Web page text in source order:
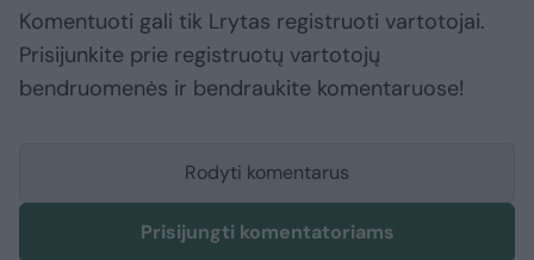
Komentuoti gali tik Lrytas registruoti vartotojai.
Prisijunkite prie registruotų vartotojų
bendruomenės ir bendraukite komentaruose!
Rodyti komentarus
Prisijungti komentatoriams